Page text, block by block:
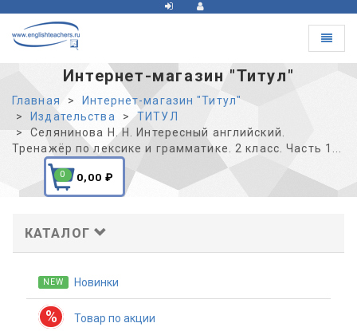
Toggle
Интернет-магазин "Титул"
Главная
Интернет-магазин "Титул"
Издательства
ТИТУЛ
Селянинова Н. Н. Интересный английский.
Тренажёр по лексике и грамматике. 2 класс. Часть 1...
0 0,00 ₽
КАТАЛОГ
NEW Новинки
% Товар по акции